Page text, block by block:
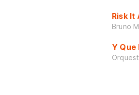
Risk It
Bruno
Y Que